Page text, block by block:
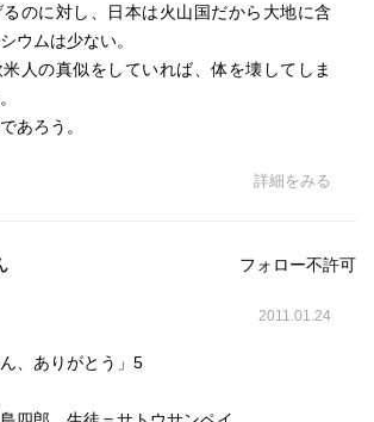
のに対し、日本は火山国だから大地に含
ウムは少ない。
人の真似をしていれば、体を壊してしま
あろう。
詳細をみる
フォロー不許可
2011.01.24
、ありがとう」5